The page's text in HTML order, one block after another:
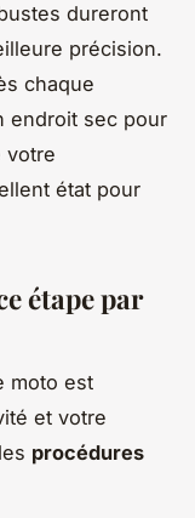
dureront
précision.
chaque
endroit sec pour
votre
état pour
étape par
moto est
et votre
procédures